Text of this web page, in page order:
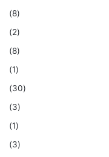
(8)
(2)
(8)
(1)
(30)
(3)
(1)
(3)